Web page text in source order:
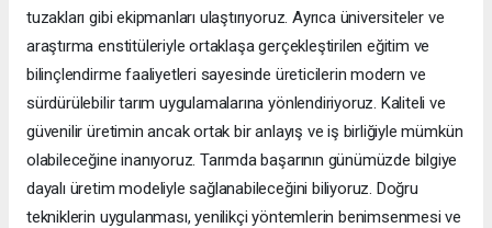
tuzakları gibi ekipmanları ulaştırıyoruz. Ayrıca üniversiteler ve
araştırma enstitüleriyle ortaklaşa gerçekleştirilen eğitim ve
bilinçlendirme faaliyetleri sayesinde üreticilerin modern ve
sürdürülebilir tarım uygulamalarına yönlendiriyoruz. Kaliteli ve
güvenilir üretimin ancak ortak bir anlayış ve iş birliğiyle mümkün
olabileceğine inanıyoruz. Tarımda başarının günümüzde bilgiye
dayalı üretim modeliyle sağlanabileceğini biliyoruz. Doğru
tekniklerin uygulanması, yenilikçi yöntemlerin benimsenmesi ve